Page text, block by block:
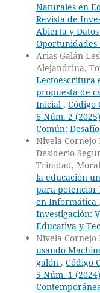
Naturales en
Revista de
Abierta y
Oportunidades
Arias Galán
Alejandrina,
Lectoescritura
propuesta de
Inicial , Código
6 Núm. 2
Común:
Nivela
Desiderio
Trinidad,
la educación
para potenciar
en Informática ,
Investigación:
Educativa y
Nivela
usando
galón , Código
5 Núm. 1